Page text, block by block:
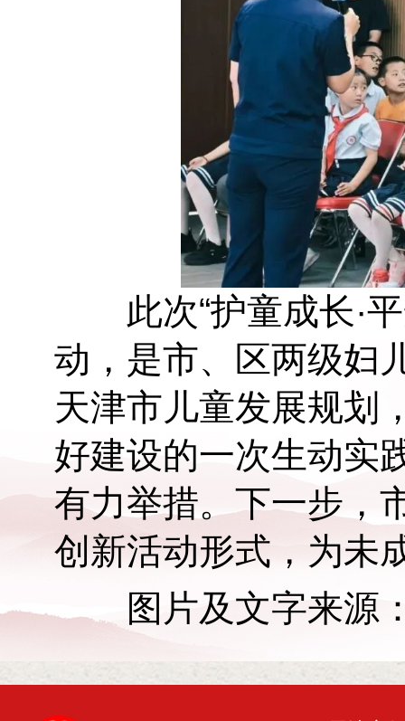
此次“护童成长·平
动，是市、区两级妇
天津市儿童发展规划
好建设的一次生动实
有力举措。下一步，
创新活动形式，为未
图片及文字来源：